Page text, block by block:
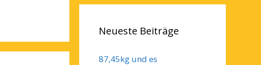
Neueste Beiträge
87,45kg und es